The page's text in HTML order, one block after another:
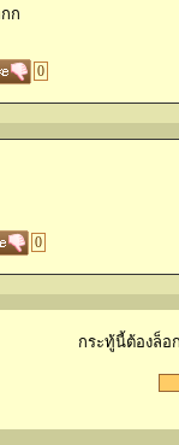
ก
0
0
กระทู้นี้ต้องล็อ